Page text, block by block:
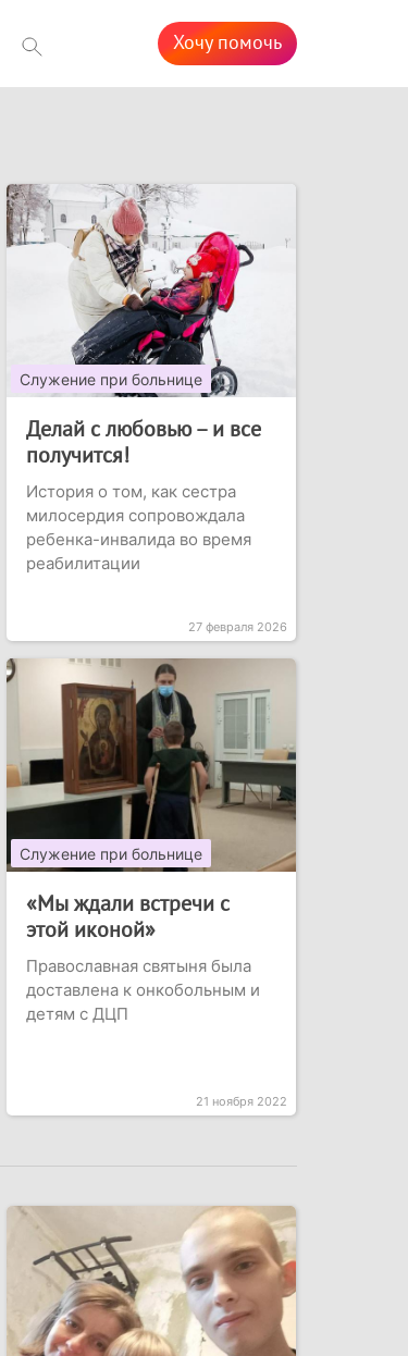
Хочу помочь
Служение при больнице
Делай с любовью – и все
получится!
История о том, как сестра
милосердия сопровождала
ребенка-инвалида во время
реабилитации
27 февраля 2026
Служение при больнице
«Мы ждали встречи с
этой иконой»
Православная святыня была
доставлена к онкобольным и
детям с ДЦП
21 ноября 2022